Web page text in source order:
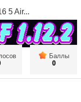
5 Air...
Баллы
0